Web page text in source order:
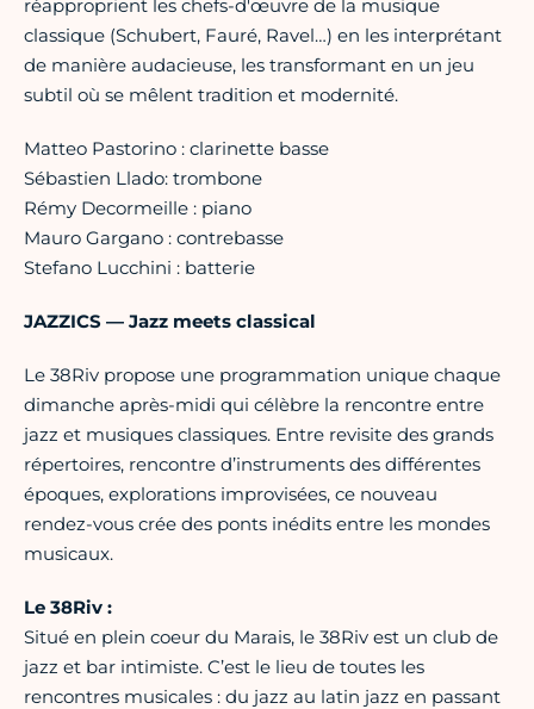
réapproprient les chefs-d'œuvre de la musique
classique (Schubert, Fauré, Ravel…) en les interprétant
de manière audacieuse, les transformant en un jeu
subtil où se mêlent tradition et modernité.
Matteo Pastorino : clarinette basse
Sébastien Llado: trombone
Rémy Decormeille : piano
Mauro Gargano : contrebasse
Stefano Lucchini : batterie
JAZZICS — Jazz meets classical
Le 38Riv propose une programmation unique chaque
dimanche après-midi qui célèbre la rencontre entre
jazz et musiques classiques. Entre revisite des grands
répertoires, rencontre d’instruments des différentes
époques, explorations improvisées, ce nouveau
rendez-vous crée des ponts inédits entre les mondes
musicaux.
Le 38Riv :
Situé en plein coeur du Marais, le 38Riv est un club de
jazz et bar intimiste. C’est le lieu de toutes les
rencontres musicales : du jazz au latin jazz en passant